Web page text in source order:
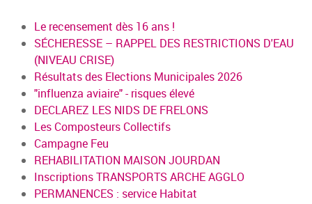
Le recensement dès 16 ans !
SÉCHERESSE – RAPPEL DES RESTRICTIONS D'EAU
(NIVEAU CRISE)
Résultats des Elections Municipales 2026
"influenza aviaire" - risques élevé
DECLAREZ LES NIDS DE FRELONS
Les Composteurs Collectifs
Campagne Feu
REHABILITATION MAISON JOURDAN
Inscriptions TRANSPORTS ARCHE AGGLO
PERMANENCES : service Habitat